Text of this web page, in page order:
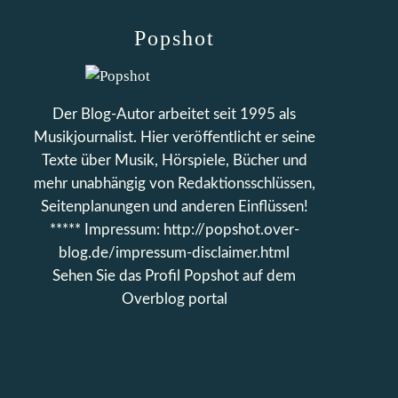
Popshot
Der Blog-Autor arbeitet seit 1995 als
Musikjournalist. Hier veröffentlicht er seine
Texte über Musik, Hörspiele, Bücher und
mehr unabhängig von Redaktionsschlüssen,
Seitenplanungen und anderen Einflüssen!
***** Impressum: http://popshot.over-
blog.de/impressum-disclaimer.html
Sehen Sie das Profil
Popshot auf dem
Overblog portal